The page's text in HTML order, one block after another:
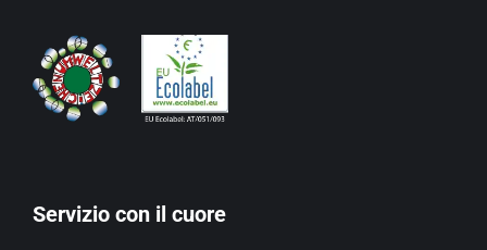
Servizio con il cuore